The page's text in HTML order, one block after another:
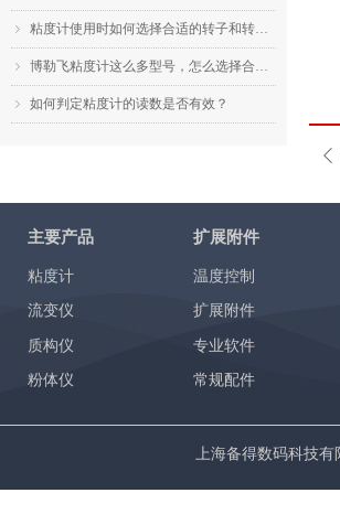
ꄴ
ꁇ 粘度计使用时如何选择合适的转子和转速？
ꁇ 博勒飞粘度计这么多型号，怎么选择合适的机型？
ꁇ 如何判定粘度计的读数是否有效？
上海备得数码科技
主要产品 扩展附件
粘度计
流变仪
质构仪
粉体仪
温度控制
扩展附件
专业软件
常规配件